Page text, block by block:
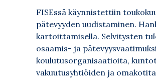
FISEssä käynnistettiin
pätevyyden uudistaminen.
kartoittamisella. Selvitysten
osaamis- ja
koulutusorganisaatioita,
vakuutusyhtiöiden ja